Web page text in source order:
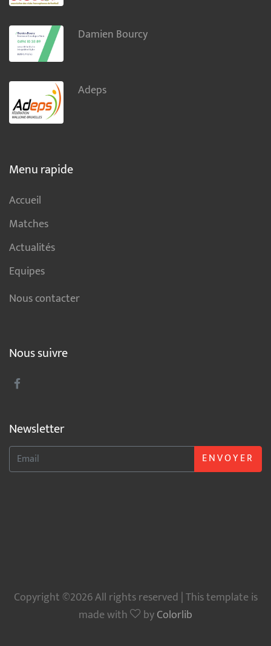
Damien Bourcy
Adeps
Menu rapide
Accueil
Matches
Actualités
Equipes
Nous contacter
Nous suivre
Newsletter
ENVOYER
Copyright ©2026 All rights reserved | This template is
made with
byColorlib